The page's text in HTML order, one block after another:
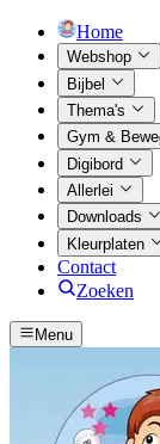
Home
Webshop
Bijbel
Thema's
Gym &
Digibord
Allerlei
Downloads
Kleurplaten
Contact
Zoeken
Menu